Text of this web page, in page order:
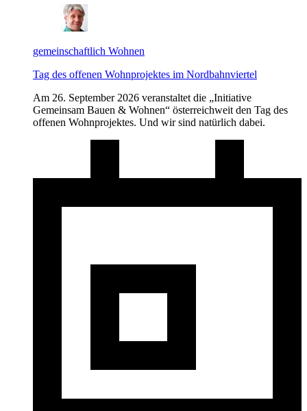
gemeinschaftlich Wohnen
Tag des offenen Wohnprojektes im Nordbahnviertel
Am 26. September 2026 veranstaltet die „Initiative
Gemeinsam Bauen & Wohnen“ österreichweit den Tag des
offenen Wohnprojektes. Und wir sind natürlich dabei.